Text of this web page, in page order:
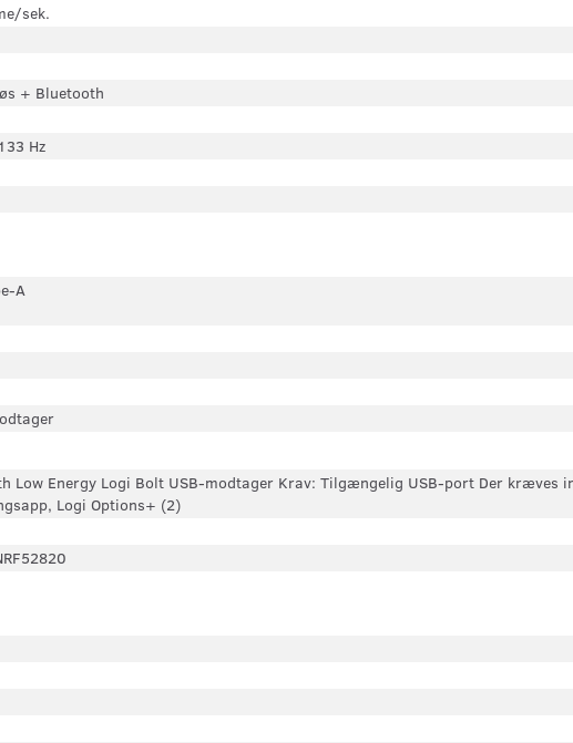
sek.
+ Bluetooth
Hz
A
Low Energy Logi Bolt USB-modtager Krav: Tilgængelig USB-port Der kræves
Logi Options+ (2)